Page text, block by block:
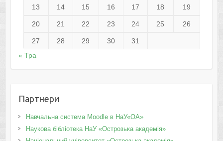
13 14 15 16 17 18 19
20 21 22 23 24 25 26
27 28 29 30
31
« Тра
Партнери
Навчальна система Moodle в НаУ«ОА»
Наукова бібліотека НаУ «Острозька академія»